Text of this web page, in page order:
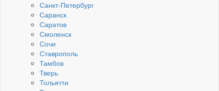
Санкт-Петербург
Саранск
Саратов
Смоленск
Сочи
Ставрополь
Тамбов
Тверь
Тольятти